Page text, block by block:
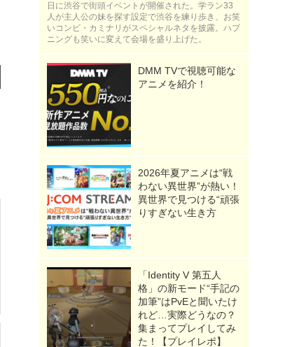
日に渋谷で街頭イベントが開催された。学ラン33
人が主人公の妹を探す設定で渋谷を練り歩き、お笑
いコンビ・カミナリがスペシャルネタを披露。ハプ
ニングも笑いに変えて会場を盛り上げた。
DMM TVで視聴可能な
アニメを紹介！
2026年夏アニメは“戦
わない異世界”が熱い！
異世界で見つける“頑張
りすぎない生き方
「Identity V 第五人
格」の新モード“手記の
加筆”はPvEと聞いたけ
れど…実際どうなの？
集まってプレイしてみ
た！【プレイレポ】